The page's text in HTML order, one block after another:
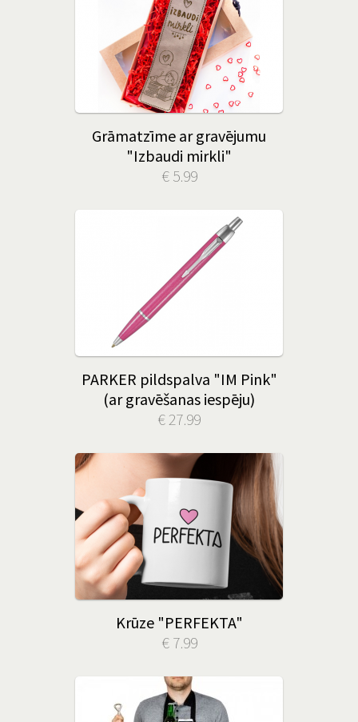
Grāmatzīme ar gravējumu
"Izbaudi mirkli"
€ 5.99
PARKER pildspalva "IM Pink"
(ar gravēšanas iespēju)
€ 27.99
Krūze "PERFEKTA"
€ 7.99